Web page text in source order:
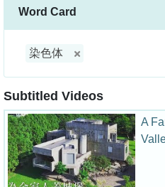
Word Card
染色体
Subtitled Videos
A